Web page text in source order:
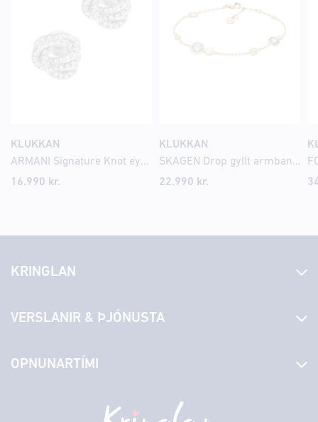
KLUKKAN
ARMANI Signature Knot eyrnalokkar EGS3423
16.990 kr.
KLUKKAN
SKAGEN Drop gyllt armband SKJ1896
22.990 kr.
KRINGLAN
Laus störf
Hafðu samband
Persónuverndarstefna
VERSLANIR & ÞJÓNUSTA
Borgarbókasafn
OPNUNARTÍMI